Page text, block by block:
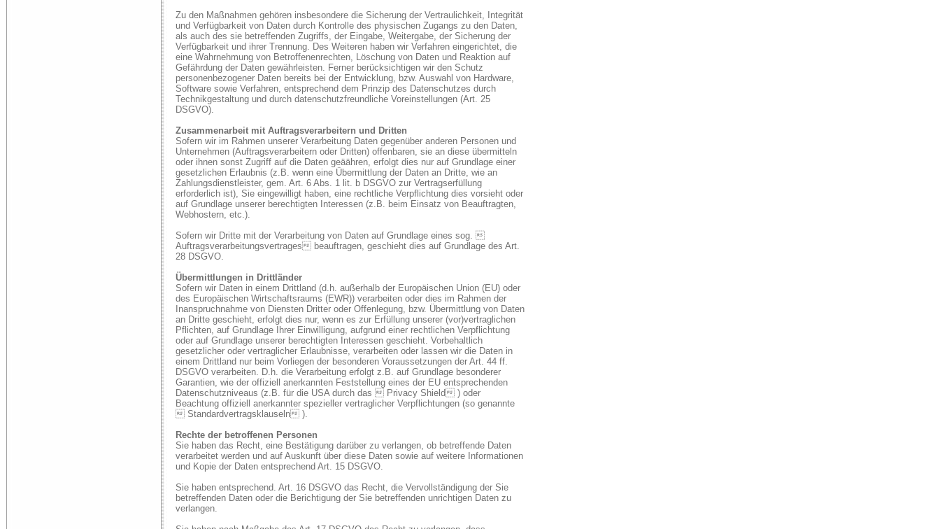
Zu den Maßnahmen gehören insbesondere die Sicherung der Vertraulichkeit, Integrität
und Verfügbarkeit von Daten durch Kontrolle des physischen Zugangs zu den Daten,
als auch des sie betreffenden Zugriffs, der Eingabe, Weitergabe, der Sicherung der
Verfügbarkeit und ihrer Trennung. Des Weiteren haben wir Verfahren eingerichtet, die
eine Wahrnehmung von Betroffenenrechten, Löschung von Daten und Reaktion auf
Gefährdung der Daten gewährleisten. Ferner berücksichtigen wir den Schutz
personenbezogener Daten bereits bei der Entwicklung, bzw. Auswahl von Hardware,
Software sowie Verfahren, entsprechend dem Prinzip des Datenschutzes durch
Technikgestaltung und durch datenschutzfreundliche Voreinstellungen (Art. 25
DSGVO).
Zusammenarbeit mit Auftragsverarbeitern und Dritten
Sofern wir im Rahmen unserer Verarbeitung Daten gegenüber anderen Personen und
Unternehmen (Auftragsverarbeitern oder Dritten) offenbaren, sie an diese übermitteln
oder ihnen sonst Zugriff auf die Daten geäähren, erfolgt dies nur auf Grundlage einer
gesetzlichen Erlaubnis (z.B. wenn eine Übermittlung der Daten an Dritte, wie an
Zahlungsdienstleister, gem. Art. 6 Abs. 1 lit. b DSGVO zur Vertragserfüllung
erforderlich ist), Sie eingewilligt haben, eine rechtliche Verpflichtung dies vorsieht oder
auf Grundlage unserer berechtigten Interessen (z.B. beim Einsatz von Beauftragten,
Webhostern, etc.).
Sofern wir Dritte mit der Verarbeitung von Daten auf Grundlage eines sog.
Auftragsverarbeitungsvertrages beauftragen, geschieht dies auf Grundlage des Art.
28 DSGVO.
Übermittlungen in Drittländer
Sofern wir Daten in einem Drittland (d.h. außerhalb der Europäischen Union (EU) oder
des Europäischen Wirtschaftsraums (EWR)) verarbeiten oder dies im Rahmen der
Inanspruchnahme von Diensten Dritter oder Offenlegung, bzw. Übermittlung von Daten
an Dritte geschieht, erfolgt dies nur, wenn es zur Erfüllung unserer (vor)vertraglichen
Pflichten, auf Grundlage Ihrer Einwilligung, aufgrund einer rechtlichen Verpflichtung
oder auf Grundlage unserer berechtigten Interessen geschieht. Vorbehaltlich
gesetzlicher oder vertraglicher Erlaubnisse, verarbeiten oder lassen wir die Daten in
einem Drittland nur beim Vorliegen der besonderen Voraussetzungen der Art. 44 ff.
DSGVO verarbeiten. D.h. die Verarbeitung erfolgt z.B. auf Grundlage besonderer
Garantien, wie der offiziell anerkannten Feststellung eines der EU entsprechenden
Datenschutzniveaus (z.B. für die USA durch das  Privacy Shield ) oder
Beachtung offiziell anerkannter spezieller vertraglicher Verpflichtungen (so genannte
Standardvertragsklauseln ).
Rechte der betroffenen Personen
Sie haben das Recht, eine Bestätigung darüber zu verlangen, ob betreffende Daten
verarbeitet werden und auf Auskunft über diese Daten sowie auf weitere Informationen
und Kopie der Daten entsprechend Art. 15 DSGVO.
Sie haben entsprechend. Art. 16 DSGVO das Recht, die Vervollständigung der Sie
betreffenden Daten oder die Berichtigung der Sie betreffenden unrichtigen Daten zu
verlangen.